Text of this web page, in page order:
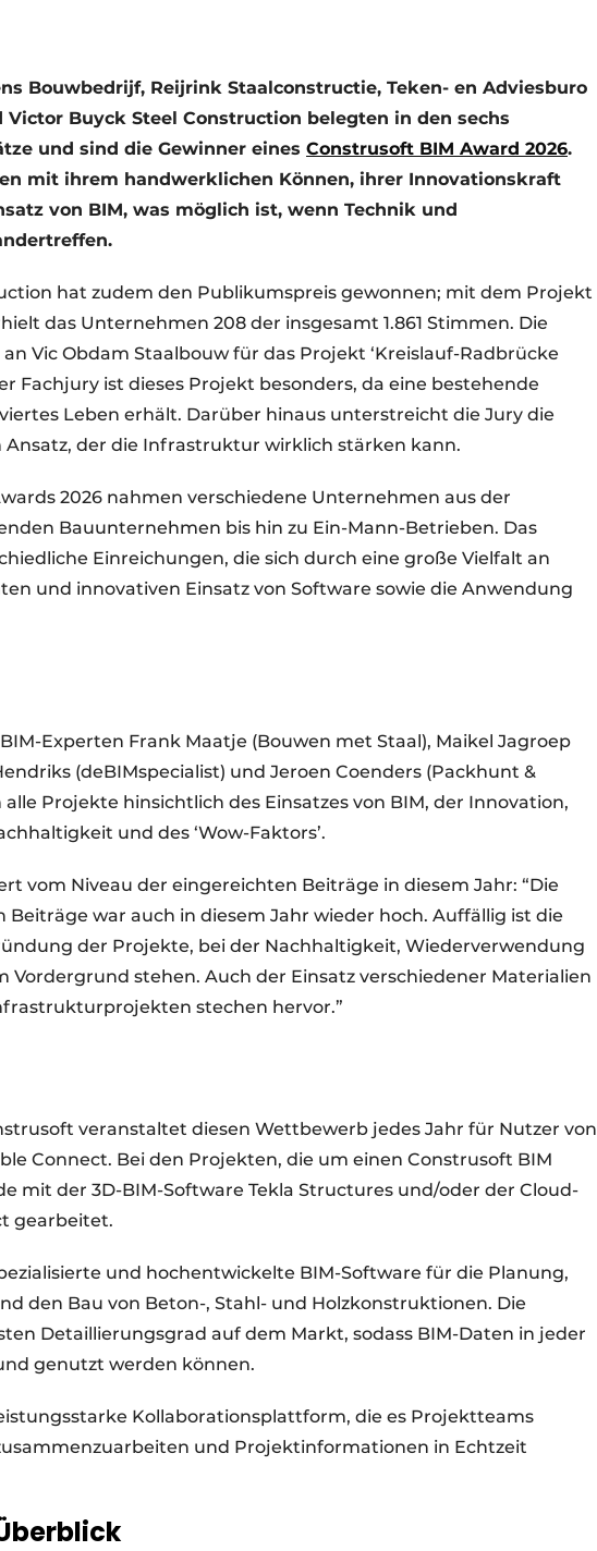
Bouwbedrijf, Reijrink Staalconstructie, Teken- en Adviesburo
Victor Buyck Steel Construction belegten in den sechs
und sind die Gewinner eines Construsoft BIM Award 2026.
mit ihrem handwerklichen Können, ihrer Innovationskraft
von BIM, was möglich ist, wenn Technik und
hat zudem den Publikumspreis gewonnen; mit dem Projekt
das Unternehmen 208 der insgesamt 1.861 Stimmen. Die
Vic Obdam Staalbouw für das Projekt ‘Kreislauf-Radbrücke
Fachjury ist dieses Projekt besonders, da eine bestehende
Leben erhält. Darüber hinaus unterstreicht die Jury die
Ansatz, der die Infrastruktur wirklich stärken kann.
2026 nahmen verschiedene Unternehmen aus der
Bauunternehmen bis hin zu Ein-Mann-Betrieben. Das
Einreichungen, die sich durch eine große Vielfalt an
und innovativen Einsatz von Software sowie die Anwendung
Experten Frank Maatje (Bouwen met Staal), Maikel Jagroep
(deBIMspecialist) und Jeroen Coenders (Packhunt &
Projekte hinsichtlich des Einsatzes von BIM, der Innovation,
und des ‘Wow-Faktors’.
vom Niveau der eingereichten Beiträge in diesem Jahr: “Die
war auch in diesem Jahr wieder hoch. Auffällig ist die
der Projekte, bei der Nachhaltigkeit, Wiederverwendung
Vordergrund stehen. Auch der Einsatz verschiedener Materialien
stechen hervor.”
veranstaltet diesen Wettbewerb jedes Jahr für Nutzer von
Connect. Bei den Projekten, die um einen Construsoft BIM
mit der 3D-BIM-Software Tekla Structures und/oder der Cloud-
gearbeitet.
und hochentwickelte BIM-Software für die Planung,
den Bau von Beton-, Stahl- und Holzkonstruktionen. Die
Detaillierungsgrad auf dem Markt, sodass BIM-Daten in jeder
genutzt werden können.
Kollaborationsplattform, die es Projektteams
und Projektinformationen in Echtzeit